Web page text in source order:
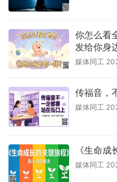
你怎么看
发给你身
媒体同工
传福音，
媒体同工
《生命
媒体同工